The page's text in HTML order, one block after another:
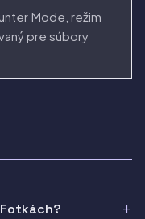
Mode, režim
pre súbory